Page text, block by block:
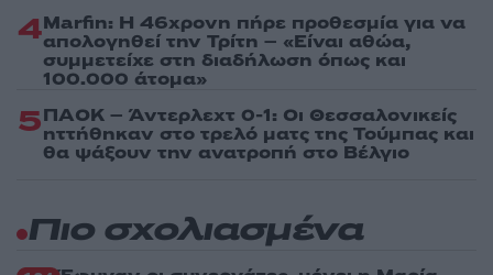
4Marfin: Η 46χρονη πήρε προθεσμία για να
απολογηθεί την Τρίτη – «Είναι αθώα,
συμμετείχε στη διαδήλωση όπως και
100.000 άτομα»
5ΠΑΟΚ – Άντερλεχτ 0-1: Οι Θεσσαλονικείς
ηττήθηκαν στο τρελό ματς της Τούμπας και
θα ψάξουν την ανατροπή στο Βέλγιο
Πιο σχολιασμένα